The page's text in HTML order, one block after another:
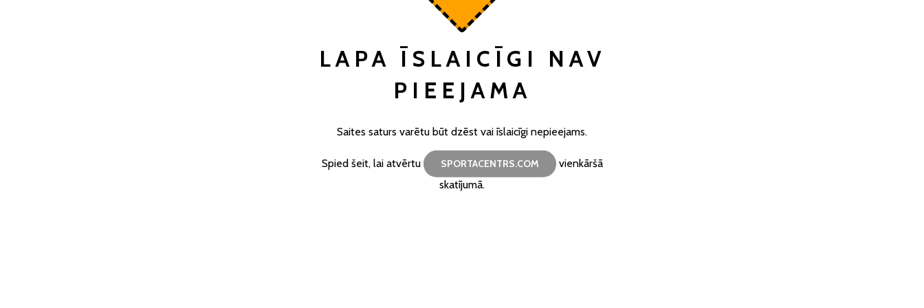
LAPA ĪSLAICĪGI NAV
PIEEJAMA
Saites saturs varētu būt dzēst vai īslaicīgi nepieejams.
Spied šeit, lai atvērtu SPORTACENTRS.COM
vienkāršā
skatījumā.